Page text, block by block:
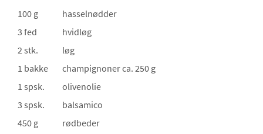
100 g
hasselnødder
3 fed
hvidløg
2 stk.
løg
1 bakke
champignonerca. 250 g
1 spsk.
olivenolie
3 spsk.
balsamico
450 g
rødbeder